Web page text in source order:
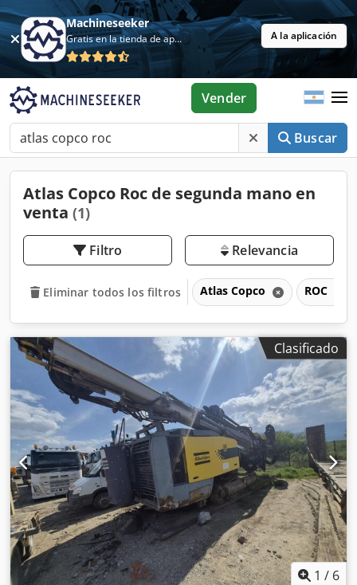
Machineseeker
Gratis en la tienda de aplicaciones A la aplicación
Buscar
Vender
Atlas Copco Roc de segunda mano en
venta (1)
Filtro Relevancia
Eliminar todos los filtros Atlas Copco ROC
Clasificado
1 / 6